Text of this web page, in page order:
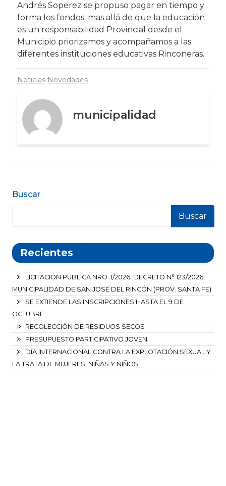
Buscar
Buscar
Recientes
LICITACIÓN PUBLICA NRO. 1/2026. DECRETO N° 123/2026
MUNICIPALIDAD DE SAN JOSÉ DEL RINCÓN (PROV. SANTA FE)
SE EXTIENDE LAS INSCRIPCIONES HASTA EL 9 DE
OCTUBRE
RECOLECCIÓN DE RESIDUOS SECOS
PRESUPUESTO PARTICIPATIVO JOVEN
DÍA INTERNACIONAL CONTRA LA EXPLOTACIÓN SEXUAL Y
LA TRATA DE MUJERES, NIÑAS Y NIÑOS
Andrés Soperez se propuso pagar en tiempo y
forma los fondos; mas allá de que la educación
es un responsabilidad Provincial desde el
Municipio priorizamos y acompañamos a las
diferentes instituciones educativas Rinconeras.
Noticias Novedades
municipalidad